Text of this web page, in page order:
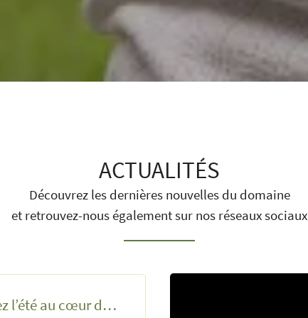
ACTUALITÉS
Découvrez les dernières nouvelles du domaine
et retrouvez-nous également sur nos réseaux sociaux
Vivez l’été au cœur du vignoble